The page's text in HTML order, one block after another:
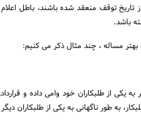
تاریخ توقف منعقد شده باشند، باطل
باشد.
مساله ، چند مثال ذکر می کنیم:
یکی از طلبکاران خود وامی داده و
به طور ناگهانی به یکی از طلبکاران